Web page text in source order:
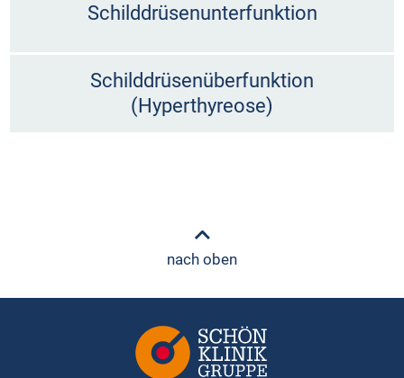
Schilddrüsenunterfunktion
Schilddrüsenüberfunktion
(Hyperthyreose)
nach oben